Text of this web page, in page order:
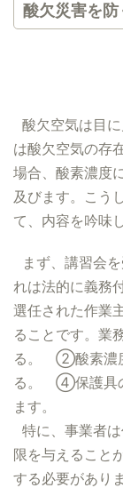
酸欠災害を防
酸欠空気は目
は酸欠空気の存
場合、酸素濃度
及びます。こう
て、内容を吟味
まず、講習会
れは法的に義務
選任された作業
ることです。業
る。 ②酸素濃
る。 ④保護具の
ます。
特に、事業者
限を与えること
する必要があり